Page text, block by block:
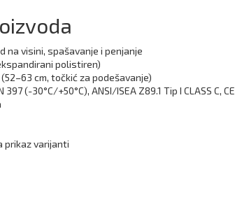
na visini, spašavanje i penjanje
polistiren)
cm, točkić za podešavanje)
397 (-30°C/+50°C), ANSI/ISEA Z89.1 Tip I CLASS C, CE
prikaz varijanti